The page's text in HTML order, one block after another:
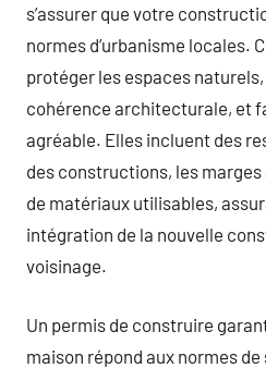
s’assurer que votre
normes d’urbanisme locales.
protéger les espaces
cohérence architecturale, et
agréable. Elles incluent des
des constructions, les
de matériaux utilisables,
intégration de la nouvelle
voisinage.
Un permis de construire
maison répond aux normes de